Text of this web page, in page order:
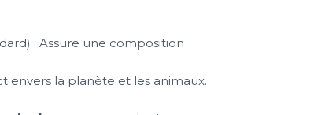
: Assure une composition
envers la planète et les animaux.